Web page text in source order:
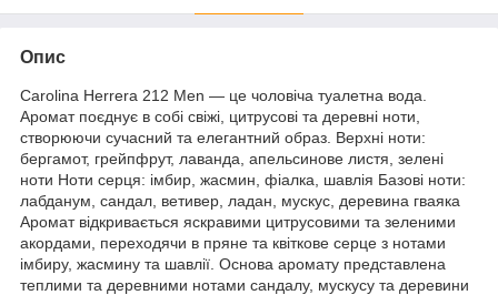
Опис
Carolina Herrera 212 Men — це чоловіча туалетна вода.
Аромат поєднує в собі свіжі, цитрусові та деревні ноти,
створюючи сучасний та елегантний образ. Верхні ноти:
бергамот, грейпфрут, лаванда, апельсинове листя, зелені
ноти Ноти серця: імбир, жасмин, фіалка, шавлія Базові ноти:
лабданум, сандал, ветивер, ладан, мускус, деревина гваяка
Аромат відкривається яскравими цитрусовими та зеленими
акордами, переходячи в пряне та квіткове серце з нотами
імбиру, жасмину та шавлії. Основа аромату представлена
теплими та деревними нотами сандалу, мускусу та деревини